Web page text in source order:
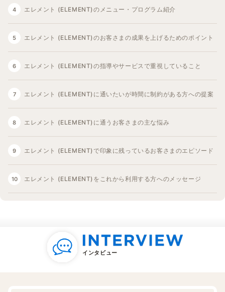
エレメント (ELEMENT)のメニュー・プログラム紹介
エレメント (ELEMENT)のお客さまの成果を上げるためのポイント
エレメント (ELEMENT)の指導やサービスで重視していること
エレメント (ELEMENT)に通いたいが時間に制約がある方への提案
エレメント (ELEMENT)に通うお客さまの主な悩み
エレメント (ELEMENT)で印象に残っているお客さまのエピソード
エレメント (ELEMENT)をこれから利用する方へのメッセージ
インタビュー